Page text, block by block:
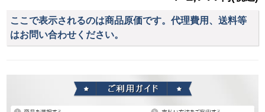
ここで表示されるのは商品原価です。代理費用、送料等
はお問い合わせください。